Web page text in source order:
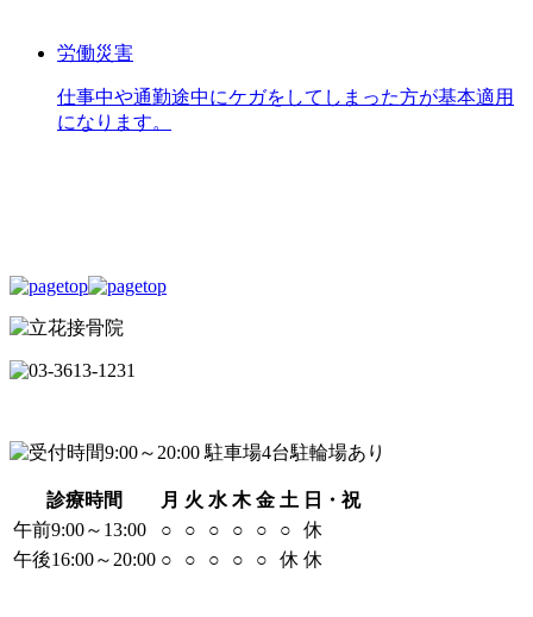
労働災害
仕事中や通勤途中にケガをしてしまった方が基本適用
になります。
診療時間 月 火 水 木 金 土 日・祝
午前9:00～13:00
○ ○ ○ ○ ○ ○
休
午後16:00～20:00 ○ ○ ○ ○ ○ 休 休